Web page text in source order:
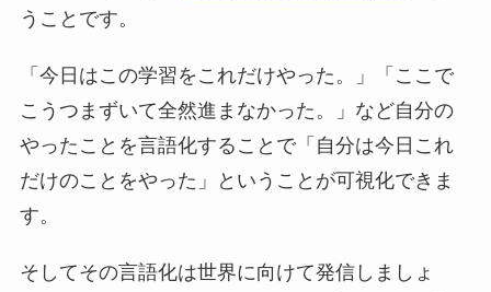
うことです。
「今日はこの学習をこれだけやった。」「ここで
こうつまずいて全然進まなかった。」など自分の
やったことを言語化することで「自分は今日これ
だけのことをやった」ということが可視化できま
す。
そしてその言語化は世界に向けて発信しましょ